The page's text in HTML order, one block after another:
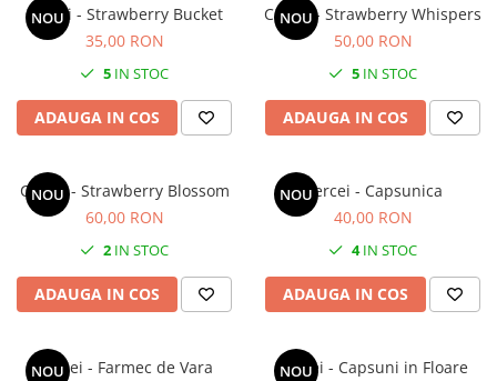
NOU
Cercei - Strawberry Bucket
35,00 RON
5 IN STOC
ADAUGA IN COS
NOU
Cercei - Strawberry Whispers
50,00 RON
5 IN STOC
ADAUGA IN COS
NOU
Cercei - Strawberry Blossom
60,00 RON
2 IN STOC
ADAUGA IN COS
NOUCercei - Capsunica
40,00 RON
4IN STOC
ADAUGA IN COS
NOU
Cercei - Farmec de Vara
NOU
Cercei - Capsuni in Floare